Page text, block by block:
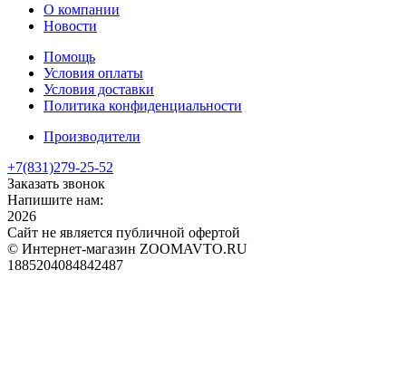
О компании
Новости
Помощь
Условия оплаты
Условия доставки
Политика конфиденциальности
Производители
+7(831)279-25-52
Заказать звонок
Напишите нам:
2026
Сайт не является публичной офертой
© Интернет-магазин ZOOMAVTO.RU
1885204084842487